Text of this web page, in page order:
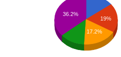
19%
36.2%
17.2%